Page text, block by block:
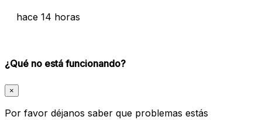
hace 14 horas
¿Qué no está funcionando?
×
Por favor déjanos saber que problemas estás